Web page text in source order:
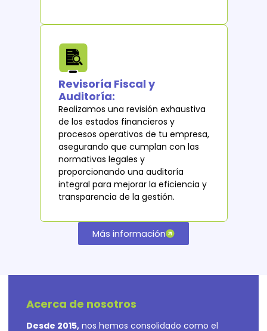
Revisoría Fiscal y
Auditoría:
Realizamos una revisión exhaustiva
de los estados financieros y
procesos operativos de tu empresa,
asegurando que cumplan con las
normativas legales y
proporcionando una auditoría
integral para mejorar la eficiencia y
transparencia de la gestión.
Más información
Acerca de nosotros
Desde 2015, nos hemos consolidado como el